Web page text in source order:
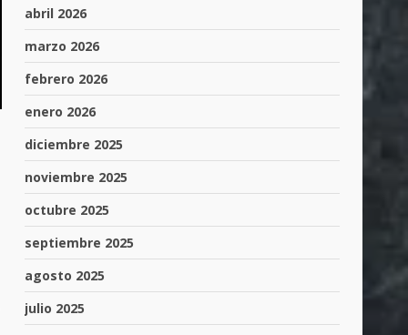
abril 2026
marzo 2026
febrero 2026
enero 2026
diciembre 2025
noviembre 2025
octubre 2025
septiembre 2025
agosto 2025
julio 2025